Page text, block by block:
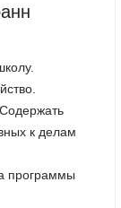
к делам
программы